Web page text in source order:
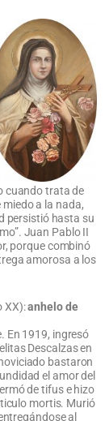
cuando trata de
a la nada,
persistió hasta su
Juan Pablo II
porque combinó
amorosa a los
XX):anhelo de
En 1919, ingresó
Descalzas en
bastaron
el amor del
de tifus e hizo
mortis. Murió
al